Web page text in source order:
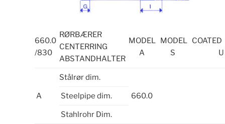
660.0
/830
RØRBÆRER
CENTERRING
ABSTANDHALTER
MODEL
A
MODEL
S
U
A
Stålrør dim.
660.0
Steelpipe dim.
Stahlrohr Dim.